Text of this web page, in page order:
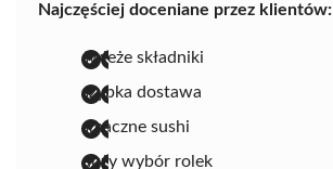
Najczęściej doceniane przez klientów:
świeże składniki
szybka dostawa
smaczne sushi
duży wybór rolek